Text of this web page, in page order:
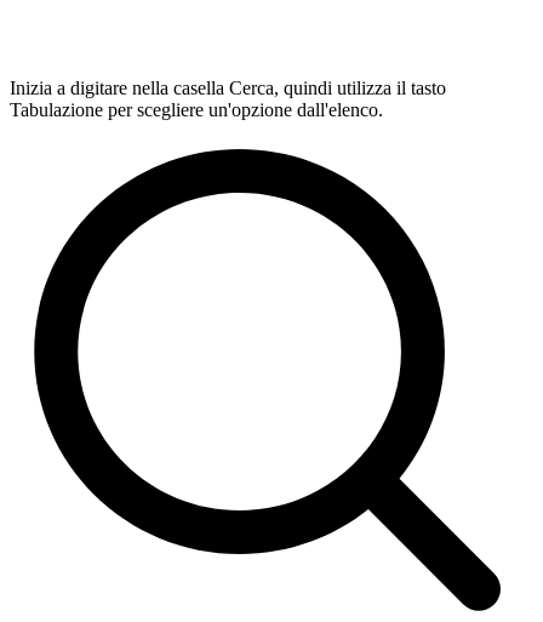
Inizia a digitare nella casella Cerca, quindi utilizza il tasto
Tabulazione per scegliere un'opzione dall'elenco.